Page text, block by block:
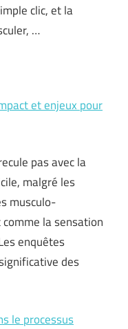
clic, et la
…
et enjeux pour
pas avec la
malgré les
musculo-
la sensation
enquêtes
des
le processus